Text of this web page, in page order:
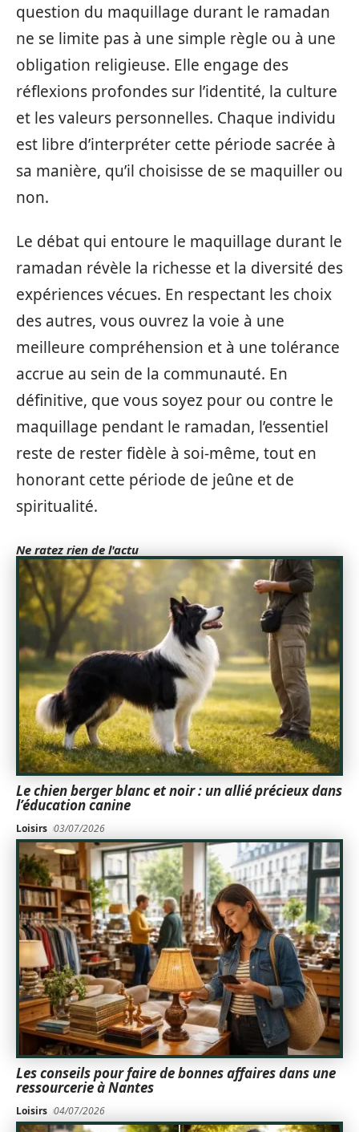
question du maquillage durant le ramadan
ne se limite pas à une simple règle ou à une
obligation religieuse. Elle engage des
réflexions profondes sur l’identité, la culture
et les valeurs personnelles. Chaque individu
est libre d’interpréter cette période sacrée à
sa manière, qu’il choisisse de se maquiller ou
non.
Le débat qui entoure le maquillage durant le
ramadan révèle la richesse et la diversité des
expériences vécues. En respectant les choix
des autres, vous ouvrez la voie à une
meilleure compréhension et à une tolérance
accrue au sein de la communauté. En
définitive, que vous soyez pour ou contre le
maquillage pendant le ramadan, l’essentiel
reste de rester fidèle à soi-même, tout en
honorant cette période de jeûne et de
spiritualité.
Ne ratez rien de l'actu
Le chien berger blanc et noir : un allié précieux dans
l’éducation canine
Loisirs 03/07/2026
Les conseils pour faire de bonnes affaires dans une
ressourcerie à Nantes
Loisirs 04/07/2026